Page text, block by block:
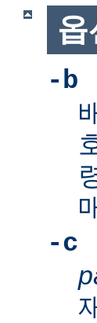
옵
-b
-c